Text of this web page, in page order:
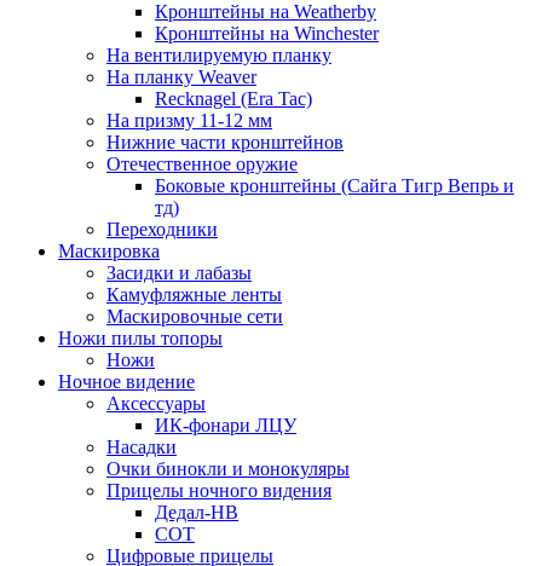
Кронштейны на Weatherby
Кронштейны на Winchester
На вентилируемую планку
На планку Weaver
Recknagel (Era Tac)
На призму 11-12 мм
Нижние части кронштейнов
Отечественное оружие
Боковые кронштейны (Сайга Тигр Вепрь и
тд)
Переходники
Маскировка
Засидки и лабазы
Камуфляжные ленты
Маскировочные сети
Ножи пилы топоры
Ножи
Ночное видение
Аксессуары
ИК-фонари ЛЦУ
Насадки
Очки бинокли и монокуляры
Прицелы ночного видения
Дедал-НВ
СОТ
Цифровые прицелы